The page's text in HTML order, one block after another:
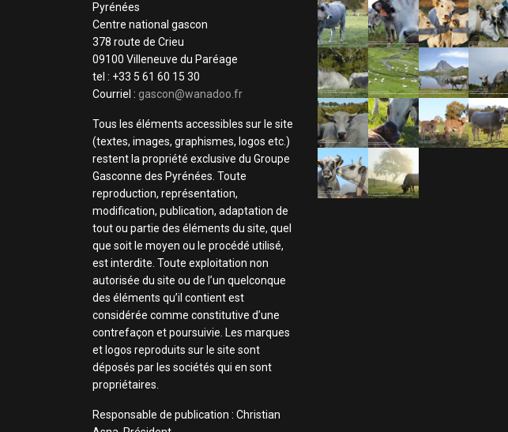
Pyrénées
Centre national gascon
378 route de Crieu
09100 Villeneuve du Paréage
tel : +33 5 61 60 15 30
Courriel : gascon@wanadoo.fr
Tous les éléments accessibles sur le site
(textes, images, graphismes, logos etc.)
restent la propriété exclusive du Groupe
Gasconne des Pyrénées. Toute
reproduction, représentation,
modification, publication, adaptation de
tout ou partie des éléments du site, quel
que soit le moyen ou le procédé utilisé,
est interdite. Toute exploitation non
autorisée du site ou de l’un quelconque
des éléments qu’il contient est
considérée comme constitutive d’une
contrefaçon et poursuivie. Les marques
et logos reproduits sur le site sont
déposés par les sociétés qui en sont
propriétaires.
Responsable de publication : Christian